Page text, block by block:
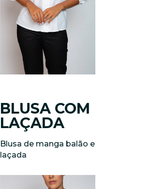
BLUSA COM
LAÇADA
Blusa de manga balão e
laçada